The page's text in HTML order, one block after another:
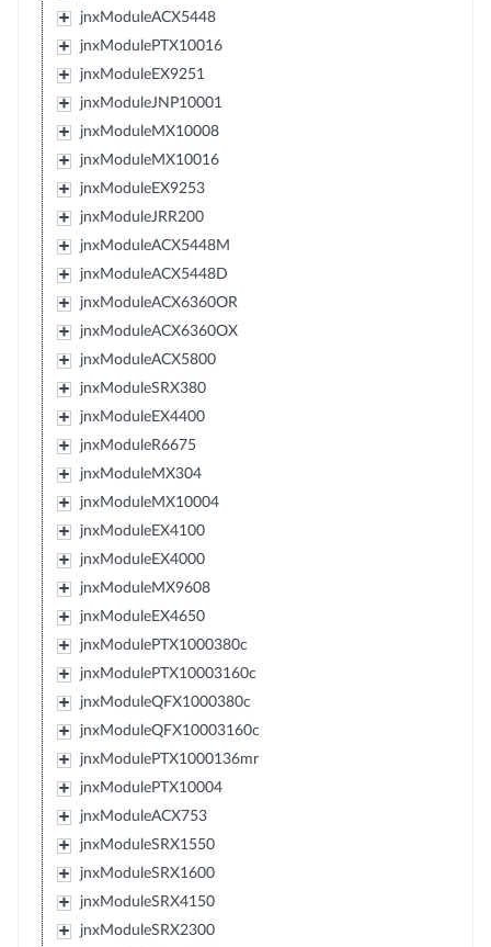
jnxModuleACX5448
jnxModulePTX10016
jnxModuleEX9251
jnxModuleJNP10001
jnxModuleMX10008
jnxModuleMX10016
jnxModuleEX9253
jnxModuleJRR200
jnxModuleACX5448M
jnxModuleACX5448D
jnxModuleACX6360OR
jnxModuleACX6360OX
jnxModuleACX5800
jnxModuleSRX380
jnxModuleEX4400
jnxModuleR6675
jnxModuleMX304
jnxModuleMX10004
jnxModuleEX4100
jnxModuleEX4000
jnxModuleMX9608
jnxModuleEX4650
jnxModulePTX1000380c
jnxModulePTX10003160c
jnxModuleQFX1000380c
jnxModuleQFX10003160c
jnxModulePTX1000136mr
jnxModulePTX10004
jnxModuleACX753
jnxModuleSRX1550
jnxModuleSRX1600
jnxModuleSRX4150
jnxModuleSRX2300